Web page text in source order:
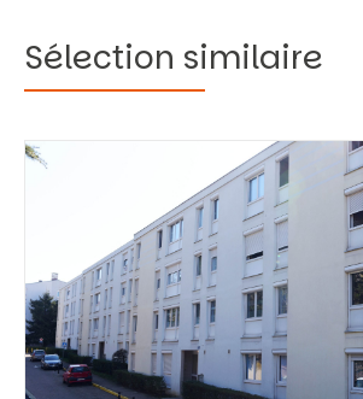
Vous recherchez&nbsp;:
Rechercher
Sélection similaire